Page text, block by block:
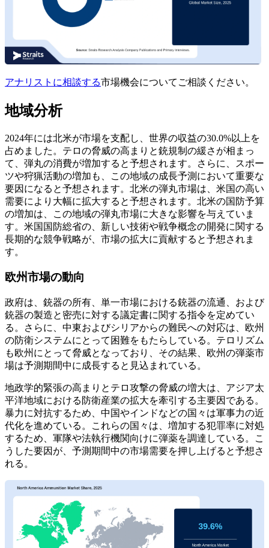
アナリストに相談する市場機会についてご相談ください。
地域分析
2024年には北米が市場を支配し、世界の収益の30.0%以上を
占めました。テロの脅威の高まりと銃規制の緩さが相まっ
て、弾丸の消費が増加すると予想されます。さらに、スポー
ツや狩猟活動の増加も、この地域の成長予測において重要な
要因になると予想されます。北米の弾丸市場は、米国の高い
需要により大幅に拡大すると予想されます。北米の国防予算
の増加は、この地域の弾丸市場に大きな影響を与えていま
す。米国国防総省の、新しい技術や戦争概念の開発に関する
長期的な競争戦略が、市場の拡大に貢献すると予想されま
す。
欧州市場の動向
政府は、銃器の所有、単一市場における銃器の流通、および
銃器の製造と密売に対する議定書に関する指令を定めてい
る。さらに、中東およびシリアからの難民への対応は、欧州
の防衛システムにとって困難をもたらしている。テロリズム
も欧州にとって脅威となっており、その結果、欧州の弾薬市
場は予測期間中に成長すると見込まれている。
地政学的緊張の高まりとテロ攻撃の脅威の増大は、アジア太
平洋地域における防衛産業の拡大を牽引する主要因である。
暴力に対抗するため、中国やインドなどの国々は軍事力の近
代化を進めている。これらの国々は、増加する犯罪率に対処
するため、軍隊や法執行機関向けに弾薬を調達している。こ
うした要因が、予測期間中の市場需要を押し上げると予想さ
れる。